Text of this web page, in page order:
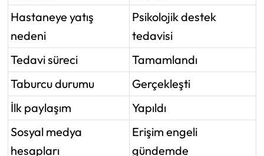
Hastaneye yatış
nedeni
Psikolojik destek
tedavisi
Tedavi süreci
Tamamlandı
Taburcu durumu
Gerçekleşti
İlk paylaşım
Yapıldı
Sosyal medya
hesapları
Erişim engeli
gündemde